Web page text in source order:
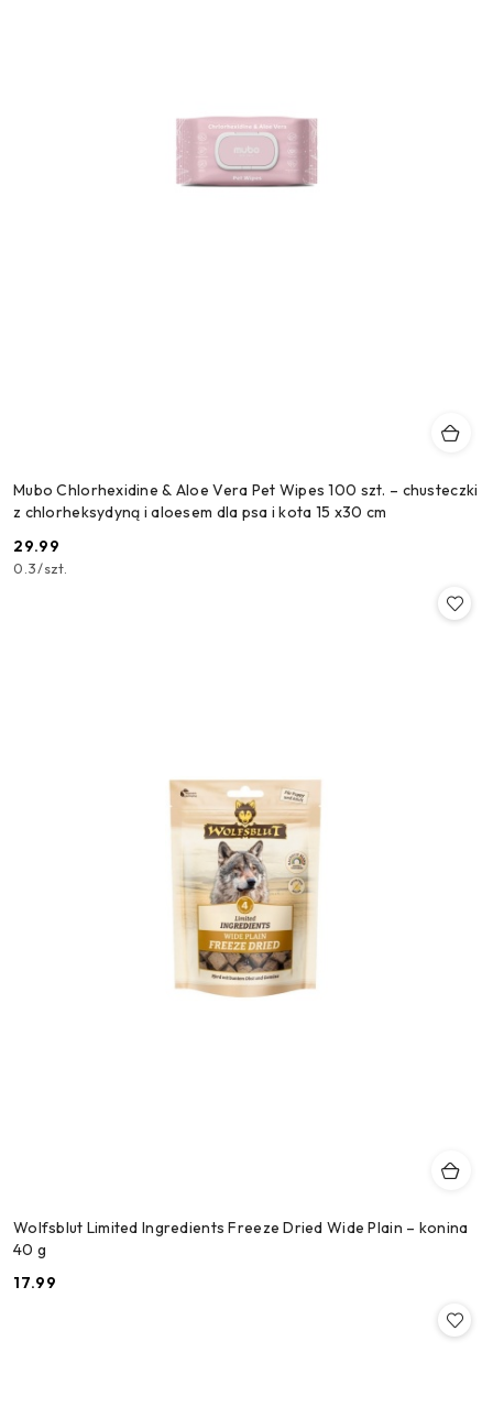
Mubo Chlorhexidine & Aloe Vera Pet Wipes 100 szt. – chusteczki
z chlorheksydyną i aloesem dla psa i kota 15 x30 cm
Cena:
29.99
0.3/szt.
Wolfsblut Limited Ingredients Freeze Dried Wide Plain – konina
40 g
Cena:
17.99